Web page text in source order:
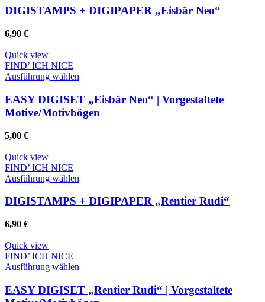
weist
auf
der
Produktseite
gewählt
DIGISTAMPS + DIGIPAPER „Eisbär Neo“
6,90 €
Quick view
FIND’ ICH NICE
Ausführung wählen
weist
mehrere
Varianten
der
gewählt
EASY DIGISET „Eisbär Neo“ | Vorgestaltete
Motive/Motivbögen
5,00 €
Quick view
FIND’ ICH NICE
Ausführung wählen
weist
auf
der
Produktseite
DIGISTAMPS + DIGIPAPER „Rentier Rudi“
6,90 €
Quick view
FIND’ ICH NICE
Ausführung wählen
weist
mehrere
EASY DIGISET „Rentier Rudi“ | Vorgestaltete